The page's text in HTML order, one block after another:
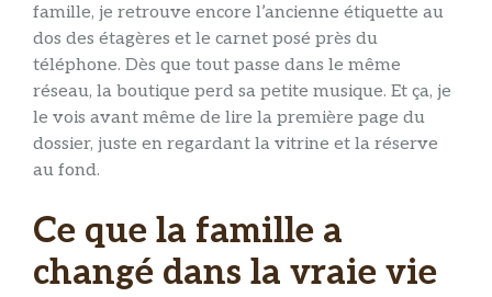
famille, je retrouve encore l’ancienne étiquette au
dos des étagères et le carnet posé près du
téléphone. Dès que tout passe dans le même
réseau, la boutique perd sa petite musique. Et ça, je
le vois avant même de lire la première page du
dossier, juste en regardant la vitrine et la réserve
au fond.
Ce que la famille a
changé dans la vraie vie